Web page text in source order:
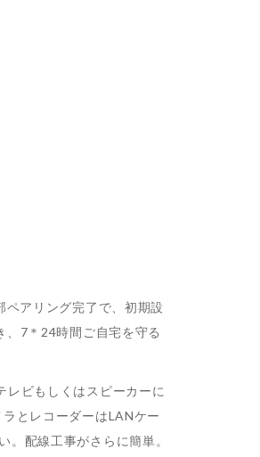
アリング完了で、初期設
7＊24時間ご自宅を守る
ビもしくはスピーカーに
とレコーダーはLANケー
配線工事がさらに簡単。